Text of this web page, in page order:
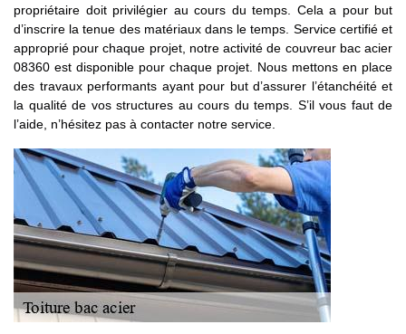
propriétaire doit privilégier au cours du temps. Cela a pour but
d’inscrire la tenue des matériaux dans le temps. Service certifié et
approprié pour chaque projet, notre activité de couvreur bac acier
08360 est disponible pour chaque projet. Nous mettons en place
des travaux performants ayant pour but d’assurer l’étanchéité et
la qualité de vos structures au cours du temps. S’il vous faut de
l’aide, n’hésitez pas à contacter notre service.